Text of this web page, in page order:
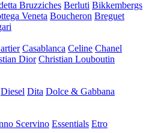
Bruzziches Berluti Bikkembergs
Veneta Boucheron Breguet
Casablanca Celine Chanel
Dior Christian Louboutin
Diesel Dita Dolce & Gabbana
Scervino Essentials Etro